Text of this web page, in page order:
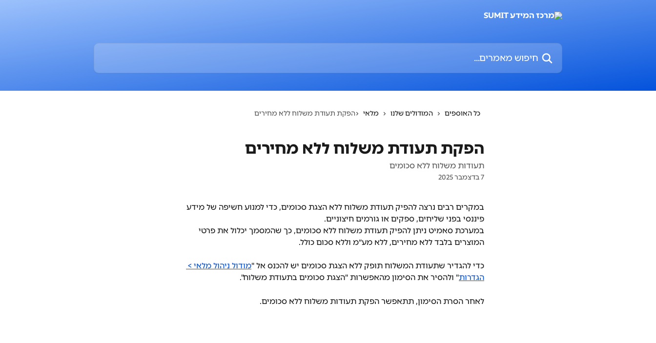
חיפוש מאמרים...
כל האוספים המודולים שלנו מלאי הפקת תעודת משלוח ללא מחירים
הפקת תעודת משלוח ללא מחירים
תעודות משלוח ללא סכומים
7 בדצמבר 2025
במקרים רבים נרצה להפיק תעודת משלוח ללא הצגת סכומים, כדי למנוע חשיפה של מידע
פיננסי בפני שליחים, ספקים או גורמים חיצוניים.
במערכת סאמיט ניתן להפיק תעודת משלוח ללא סכומים, כך שהמסמך יכלול את פרטי
המוצרים בלבד ללא מחירים, ללא מע״מ וללא סכום כולל.
כדי להגדיר שתעודת המשלוח תופק ללא הצגת סכומים יש להכנס אל "מודול ניהול מלאי >
הגדרות" ולהסיר את הסימון מהאפשרות "הצגת סכומים בתעודת משלוח".
לאחר הסרת הסימון, תתאפשר הפקת תעודות משלוח ללא סכומים.